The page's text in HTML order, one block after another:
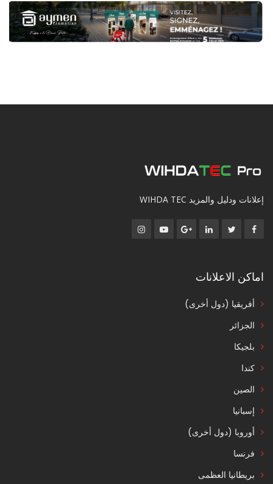
إعلانات ودليل والمزيد WIHDA TEC
اماكن الاعلانات
أفريقيا (دول أخرى)
الجزائر
بلجيكا
كندا
الصين
إسبانيا
أوروبا (دول أخرى)
فرنسا
بريطانيا العظمى